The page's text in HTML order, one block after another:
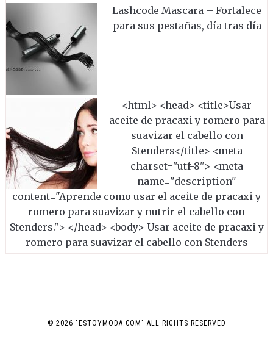
Lashcode Mascara – Fortalece
para sus pestañas, día tras día
<html> <head> <title>Usar
aceite de pracaxi y romero para
suavizar el cabello con
Stenders</title> <meta
charset="utf-8"> <meta
name="description"
content="Aprende como usar el aceite de pracaxi y
romero para suavizar y nutrir el cabello con
Stenders."> </head> <body> Usar aceite de pracaxi y
romero para suavizar el cabello con Stenders
© 2026 "ESTOYMODA.COM" ALL RIGHTS RESERVED